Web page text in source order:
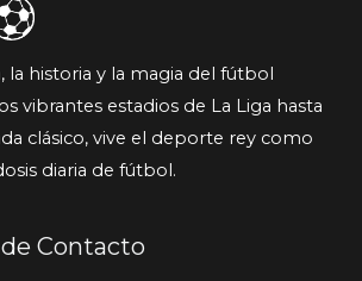
la historia y la magia del fútbol
vibrantes estadios de La Liga hasta
clásico, vive el deporte rey como
diaria de fútbol.
Contacto